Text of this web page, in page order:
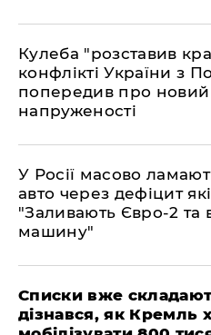
Кулеба "розставив
конфлікті України з
попередив про новий
напруженості
У Росії масово
авто через дефіцит
"Заливають Євро-2 та
машину"
Списки вже
дізнався, як Кремль